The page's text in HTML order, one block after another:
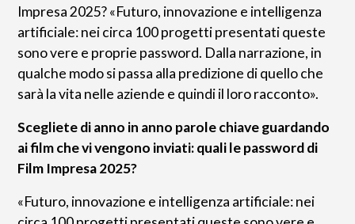
Impresa 2025? «Futuro, innovazione e intelligenza
artificiale: nei circa 100 progetti presentati queste
sono vere e proprie password. Dalla narrazione, in
qualche modo si passa alla predizione di quello che
sarà la vita nelle aziende e quindi il loro racconto».
Scegliete di anno in anno parole chiave guardando
ai film che vi vengono inviati: quali le password di
Film Impresa 2025?
«Futuro, innovazione e intelligenza artificiale: nei